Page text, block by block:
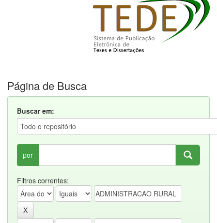
Página de Busca
Buscar em:
por
Filtros correntes: